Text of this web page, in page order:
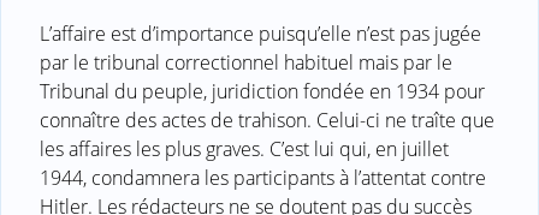
L’affaire est d’importance puisqu’elle n’est pas jugée
par le tribunal correctionnel habituel mais par le
Tribunal du peuple, juridiction fondée en 1934 pour
connaître des actes de trahison. Celui-ci ne traîte que
les affaires les plus graves. C’est lui qui, en juillet
1944, condamnera les participants à l’attentat contre
Hitler. Les rédacteurs ne se doutent pas du succès